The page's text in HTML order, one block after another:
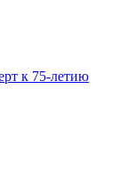
к 75-летию